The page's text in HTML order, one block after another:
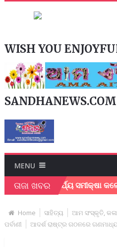
WISH YOU
SANDHANEWS.COM
MENU
ତାଜା ଖବର
କାର୍ଯ୍ୟ ସମୀକ୍ଷା କଲେ
Home ସାହିତ୍ୟ ଆମ ସଂସ୍କୃତି,
ପର୍ବାଣୀ
ଆଦର୍ଶ ରାଷ୍ଟ୍ର ଗଠନରେ